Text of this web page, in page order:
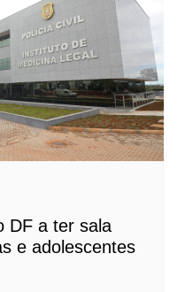
DF a ter sala
e adolescentes